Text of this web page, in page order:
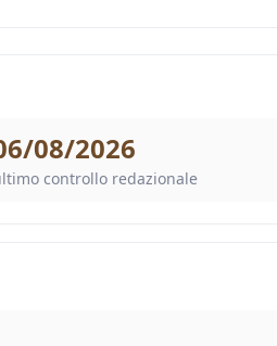
08/2026
controllo redazionale